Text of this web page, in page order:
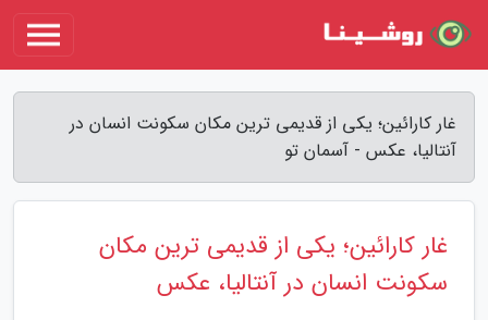
غار کارائین؛ یکی از قدیمی ترین مکان سکونت انسان در
آنتالیا، عکس - آسمان تو
غار کارائین؛ یکی از قدیمی ترین مکان
سکونت انسان در آنتالیا، عکس